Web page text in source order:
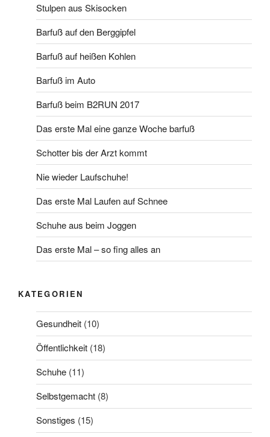
Stulpen aus Skisocken
Barfuß auf den Berggipfel
Barfuß auf heißen Kohlen
Barfuß im Auto
Barfuß beim B2RUN 2017
Das erste Mal eine ganze Woche barfuß
Schotter bis der Arzt kommt
Nie wieder Laufschuhe!
Das erste Mal Laufen auf Schnee
Schuhe aus beim Joggen
Das erste Mal – so fing alles an
KATEGORIEN
Gesundheit (10)
Öffentlichkeit (18)
Schuhe (11)
Selbstgemacht (8)
Sonstiges (15)